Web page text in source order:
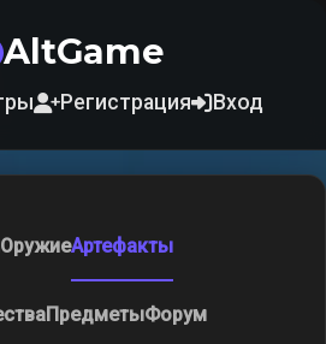
AltGame
Регистрация Вход
ОружиеАртефакты
ПредметыФорум